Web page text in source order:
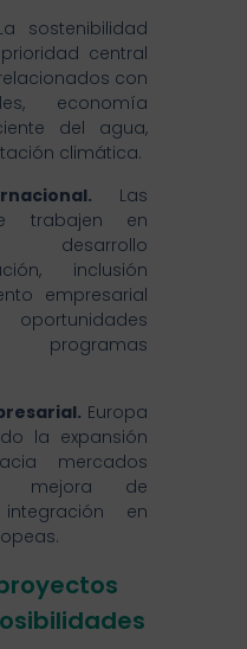
sostenibilidad
central
con
economía
del agua,
climática.
Las
trabajen en
desarrollo
inclusión
empresarial
Europa
la expansión
mercados
mejora de
en